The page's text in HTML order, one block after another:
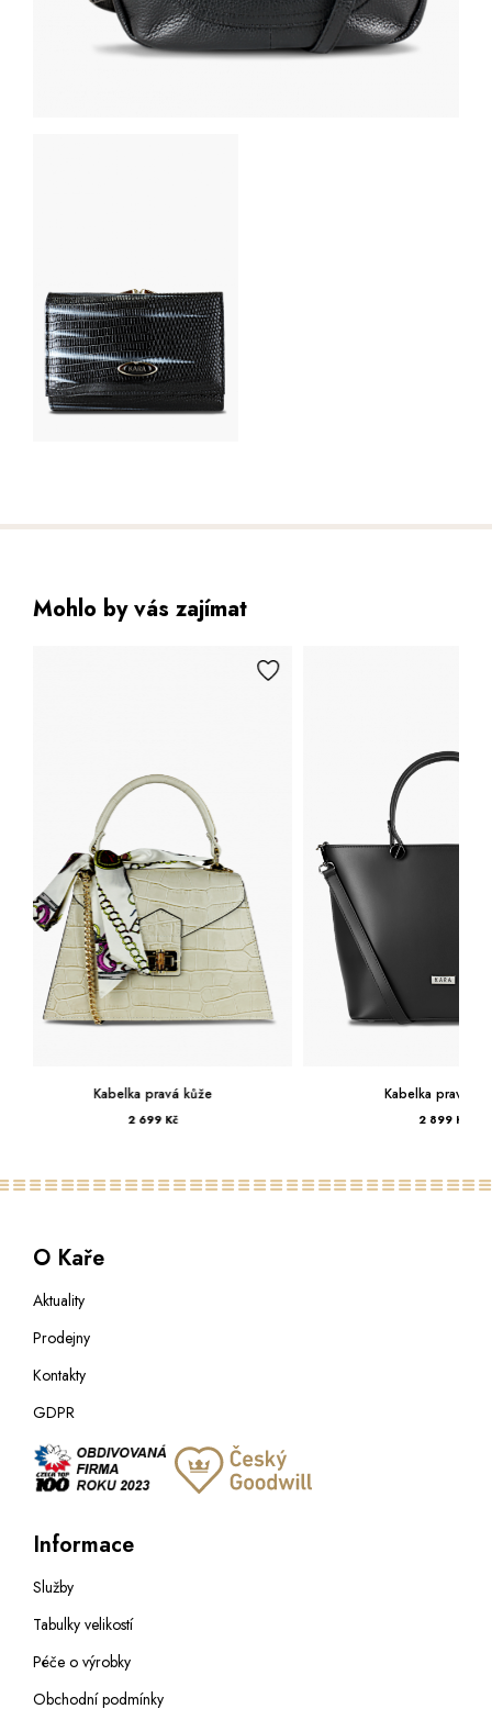
Mohlo by vás zajímat
Kabelka pravá kůže
2 899 Kč
Kabelka
O Kaře
Aktuality
Prodejny
Kontakty
GDPR
Informace
Služby
Tabulky velikostí
Péče o výrobky
Obchodní podmínky